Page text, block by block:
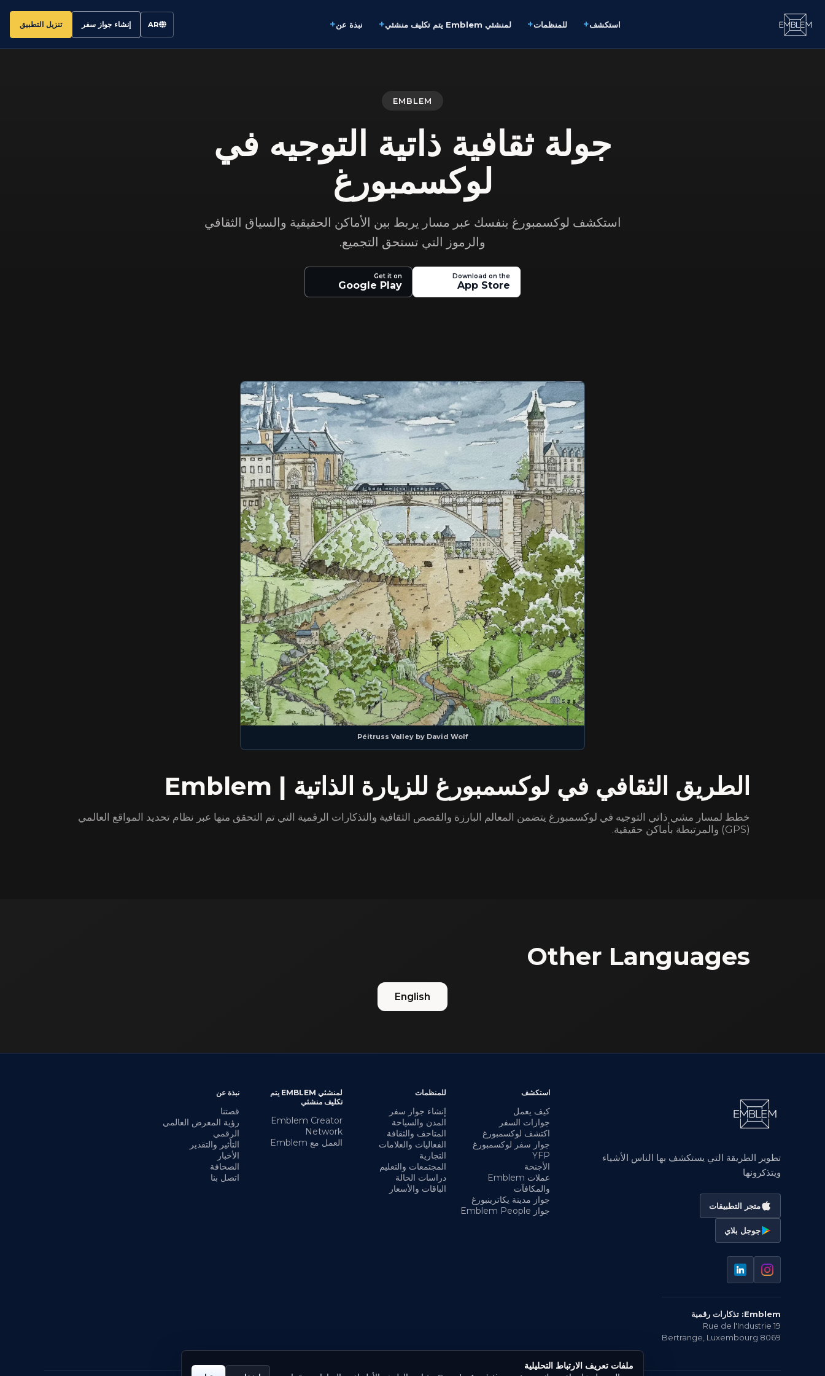
استكشف+ للمنظمات+ لمنشئي Emblem يتم تكليف منشئي + نبذة عن+
AR إنشاء جواز سفر تنزيل التطبيق
EMBLEM
جولة ثقافية ذاتية التوجيه في
لوكسمبورغ
استكشف لوكسمبورغ بنفسك عبر مسار يربط بين الأماكن الحقيقية والسياق الثقافي
والرموز التي تستحق التجميع.
Download on the
App Store
Get it on
Google Play
Péitruss Valley by David Wolf
الطريق الثقافي في لوكسمبورغ للزيارة الذاتية | Emblem
خطط لمسار مشي ذاتي التوجيه في لوكسمبورغ يتضمن المعالم البارزة والقصص الثقافية والتذكارات الرقمية التي تم التحقق منها عبر نظام تحديد المواقع العالمي
(GPS) والمرتبطة بأماكن حقيقية.
Other Languages
English
تطوير الطريقة التي يستكشف بها الناس الأشياء
ويتذكرونها
متجر التطبيقات
جوجل بلاي
Emblem: تذكارات رقمية
19 Rue de l'Industrie
8069
Bertrange Luxembourg
استكشف
كيف يعمل
جوازات السفر
اكتشف لوكسمبورغ
جواز سفر لوكسمبورغ
YFP
الأجنحة
عملات Emblem
والمكافآت
جواز مدينة يكاترينبورغ
جواز Emblem People
للمنظمات
إنشاء جواز سفر
المدن والسياحة
المتاحف والثقافة
الفعاليات والعلامات
التجارية
المجتمعات والتعليم
دراسات الحالة
الباقات والأسعار
لمنشئي EMBLEM يتم
تكليف منشئي
Emblem Creator
Network
العمل مع Emblem
نبذة عن
قصتنا
رؤية المعرض العالمي
الرقمي
التأثير والتقدير
الأخبار
الصحافة
اتصل بنا
ملفات تعريف الارتباط التحليلية